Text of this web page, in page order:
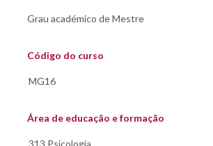
Código do curso
Área de educação e formação